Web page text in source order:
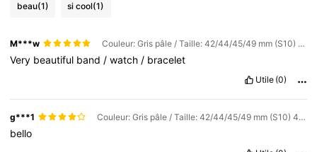
beau(1) si cool(1)
M***w Couleur: Gris pâle / Taille: 42/44/45/49 mm (S10) 46 mm
Very beautiful band /watch / bracelet
Utile (0)
g***1 Couleur: Gris pâle / Taille: 42/44/45/49 mm (S10) 46 mm
bello